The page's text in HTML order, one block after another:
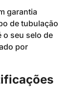
garantia
de tubulação
o seu selo de
por